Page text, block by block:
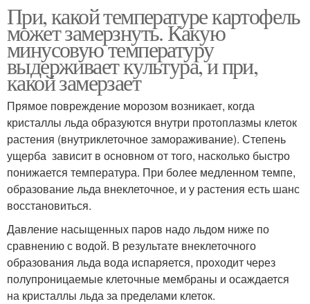
При, какой температуре картофель
может замерзнуть. Какую
минусовую температуру
выдерживает культура, и при,
какой замерзает
Прямое повреждение морозом возникает, когда
кристаллы льда образуются внутри протоплазмы клеток
растения (внутриклеточное замораживание). Степень
ущерба зависит в основном от того, насколько быстро
понижается температура. При более медленном темпе,
образование льда внеклеточное, и у растения есть шанс
восстановиться.
Давление насыщенных паров надо льдом ниже по
сравнению с водой. В результате внеклеточного
образования льда вода испаряется, проходит через
полупроницаемые клеточные мембраны и осаждается
на кристаллы льда за пределами клеток.